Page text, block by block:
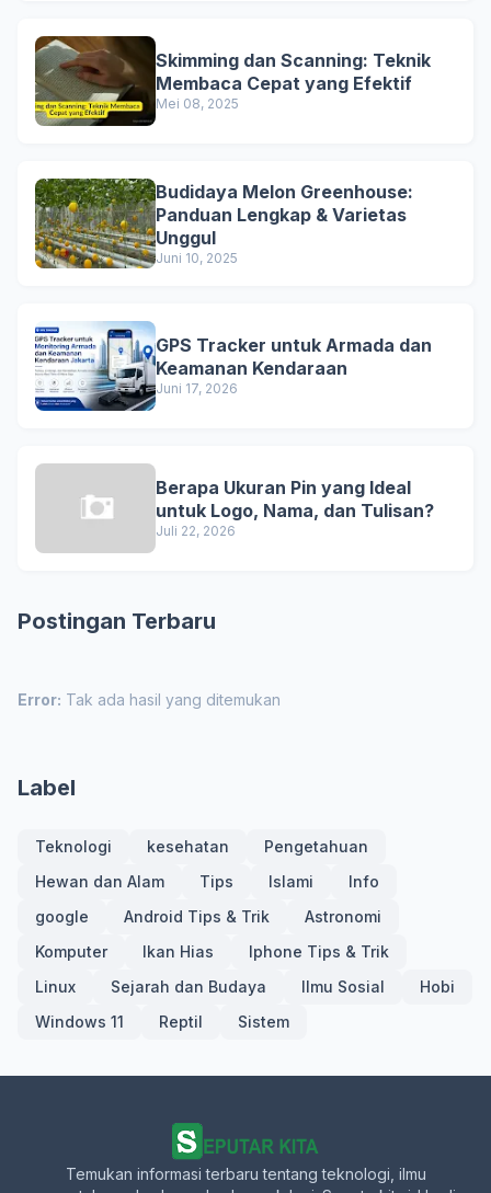
Skimming dan Scanning: Teknik
Membaca Cepat yang Efektif
Mei 08, 2025
Budidaya Melon Greenhouse:
Panduan Lengkap & Varietas
Unggul
Juni 10, 2025
GPS Tracker untuk Armada dan
Keamanan Kendaraan
Juni 17, 2026
Berapa Ukuran Pin yang Ideal
untuk Logo, Nama, dan Tulisan?
Juli 22, 2026
Postingan Terbaru
Error: Tak ada hasil yang ditemukan
Label
Teknologi kesehatan
Pengetahuan
Hewan dan Alam
Tips Islami
Info
google
Android Tips & Trik
Astronomi
Komputer
Ikan Hias
Iphone Tips & Trik
Linux
Sejarah dan Budaya Ilmu Sosial
Hobi
Windows 11
Reptil Sistem
Temukan informasi terbaru tentang teknologi, ilmu